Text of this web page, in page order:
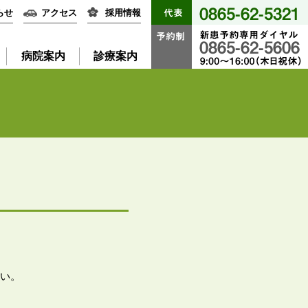
せ アクセス 採用情報
病院案内 診療案内
。